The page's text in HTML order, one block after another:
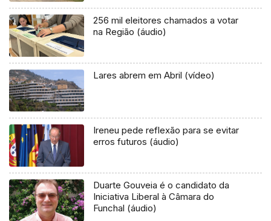
256 mil eleitores chamados a votar
na Região (áudio)
Lares abrem em Abril (vídeo)
Ireneu pede reflexão para se evitar
erros futuros (áudio)
Duarte Gouveia é o candidato da
Iniciativa Liberal à Câmara do
Funchal (áudio)